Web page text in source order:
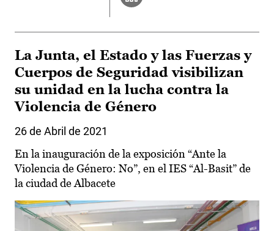
La Junta, el Estado y las Fuerzas y
Cuerpos de Seguridad visibilizan
su unidad en la lucha contra la
Violencia de Género
26 de Abril de 2021
En la inauguración de la exposición “Ante la
Violencia de Género: No”, en el IES “Al-Basit” de
la ciudad de Albacete